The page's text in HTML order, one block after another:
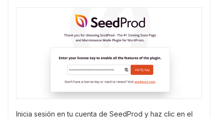
Inicia sesión en tu cuenta de SeedProd y haz clic en el